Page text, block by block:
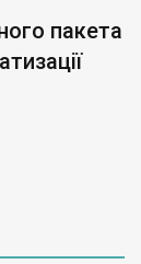
пакета